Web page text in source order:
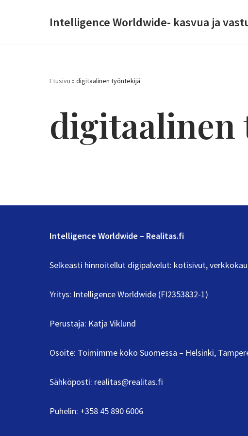
Intelligence Worldwide- kasvua ja
Etusivu » digitaalinen työntekijä
digitaalinen
Intelligence Worldwide – Realitas.fi
Selkeästi hinnoitellut digipalvelut: kotisivut,
Yritys: Intelligence Worldwide (FI2353832-1)
Perustaja: Katja Viklund
Osoite: Toimimme koko Suomessa – Helsinki,
Sähköposti: realitas@realitas.fi
Puhelin: +358 45 890 6006